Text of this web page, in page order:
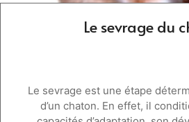
Le sevrage du
Le sevrage est une étape
d’un chaton. En effet, il